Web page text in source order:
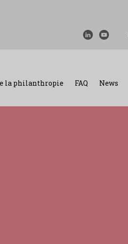
la philanthropie FAQ News